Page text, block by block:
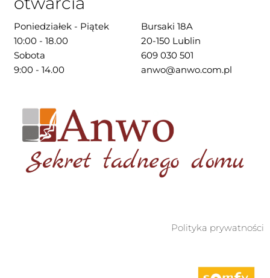
Bursaki 18A
20-150 Lublin
609 030 501
anwo@anwo.com.pl
Poniedziałek - Piątek
10:00 - 18.00
Sobota
9:00 - 14.00
Polityka prywatności